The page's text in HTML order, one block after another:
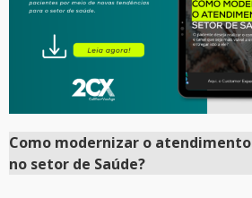
Como modernizar o atendimento
no setor de Saúde?